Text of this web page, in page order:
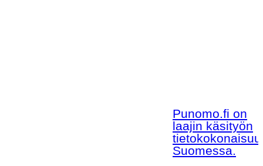
Punomo.fi on
laajin käsityön
Suomessa.